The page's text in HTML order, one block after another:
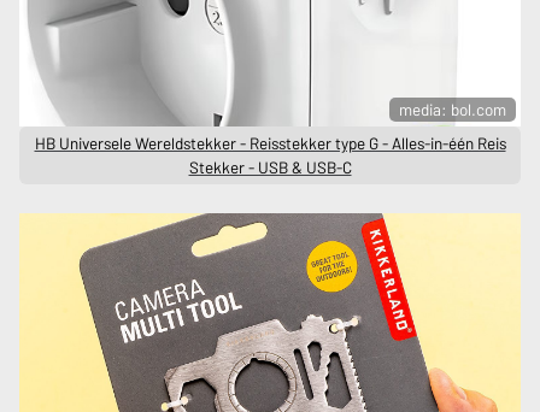
media: bol.com
HB Universele Wereldstekker - Reisstekker type G - Alles-in-één Reis
Stekker - USB & USB-C